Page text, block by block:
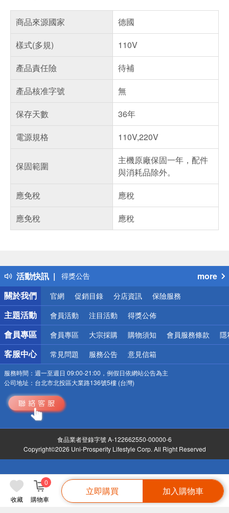
收藏 購物車
0
立即購買 加入購物車
商品來源國家
德國
樣式(多規)
110V
產品責任險
待補
產品核准字號
無
保存天數
36年
電源規格
110V,220V
保固範圍
主機原廠保固一年，配件
與消耗品除外。
應免稅
應稅
應免稅
應稅
活動快訊
得獎公告
熱門話題
銀行優惠
偏遠地區配送
詐騙網頁！請小心！
more
關於我們
官網 促銷目錄 分店資訊 保險服務
主題活動 會員活動 注目活動 得獎公佈
會員專區 會員專區 大宗採購 購物須知 會員服務條款 隱
客服中心 常見問題 服務公告 意見信箱
服務時間： 週一至週日 09:00-21:00，例假日依網站公告為主
公司地址： 台北市北投區大業路136號5樓 (台灣)
食品業者登錄字號 A-122662550-00000-6
Copyright©2026 Uni-Prosperity Lifestyle Corp. All Right Reserved